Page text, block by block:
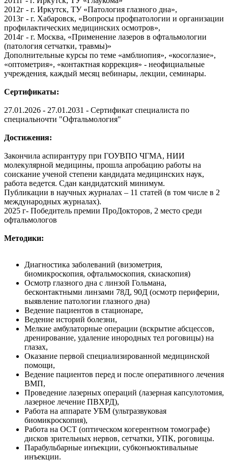
2012г - г. Иркутск, ТУ «Патология глазного дна»,
2013г - г. Хабаровск, «Вопросы профпатологии и организации
профилактических медицинских осмотров»,
2014г - г. Москва, «Применение лазеров в офтальмологии
(патология сетчатки, травмы)»
Дополнительные курсы по теме «амблиопия», «косоглазие»,
«оптометрия», «контактная коррекция» - неофициальные
учреждения, каждый месяц вебинары, лекции, семинары.
Сертификаты:
27.01.2026 - 27.01.2031 - Сертификат специалиста по
специальночти "Офтальмология"
Достижения:
Закончила аспирантуру при ГОУВПО ЧГМА, НИИ
молекулярной медицины, прошла апробацию работы на
соискание ученой степени кандидата медицинских наук,
работа ведется. Сдан кандидатский минимум.
Публикации в научных журналах – 11 статей (в том числе в 2
международных журналах).
2025 г- Победитель премии ПроДокторов, 2 место среди
офтальмологов
Методики:
Диагностика заболеваний (визометрия,
биомикроскопия, офтальмоскопия, скиаскопия)
Осмотр глазного дна с линзой Гольмана,
бесконтактными линзами 78Д, 90Д (осмотр периферии,
выявление патологии глазного дна)
Ведение пациентов в стационаре,
Ведение историй болезни,
Мелкие амбулаторные операции (вскрытие абсцессов,
дренирование, удаление инородных тел роговицы) на
глазах,
Оказание первой специализированной медицинской
помощи,
Ведение пациентов перед и после оперативного лечения
ВМП,
Проведение лазерных операций (лазерная капсулотомия,
лазерное лечение ПВХРД),
Работа на аппарате УБМ (ультразвуковая
биомикроскопия),
Работа на ОСТ (оптическом когерентном томографе)
дисков зрительных нервов, сетчатки, УПК, роговицы.
Парабульбарные инъекции, субконъюктивальные
инъекции.